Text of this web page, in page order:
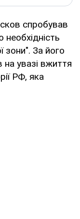
спробував
зони". За його
увазі вжиття
РФ, яка